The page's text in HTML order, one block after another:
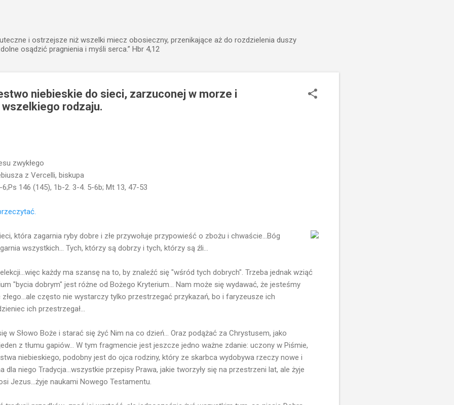
i ostrzejsze niż wszelki miecz obosieczny, przenikające aż do rozdzielenia duszy
osądzić pragnienia i myśli serca.” Hbr 4,12
niebieskie do sieci, zarzuconej w morze i
rodzaju.
zwykłego
z Vercelli, biskupa
146 (145), 1b-2. 3-4. 5-6b; Mt 13, 47-53
która zagarnia ryby dobre i złe przywołuje przypowieść o zbożu i chwaście...Bóg
wszystkich... Tych, którzy są dobrzy i tych, którzy są źli...
każdy ma szansę na to, by znaleźć się "wśród tych dobrych". Trzeba jednak wziąć
"bycia dobrym" jest różne od Bożego Kryterium... Nam może się wydawać, że jesteśmy
często nie wystarczy tylko przestrzegać przykazań, bo i faryzeusze ich
ich przestrzegał...
w Słowo Boże i starać się żyć Nim na co dzień... Oraz podążać za Chrystusem, jako
z tłumu gapiów... W tym fragmencie jest jeszcze jedno ważne zdanie: uczony w Piśmie,
niebieskiego, podobny jest do ojca rodziny, który ze skarbca wydobywa rzeczy nowe i
dla niego Tradycja...wszystkie przepisy Prawa, jakie tworzyły się na przestrzeni lat, ale żyje
Jezus...żyje naukami Nowego Testamentu.